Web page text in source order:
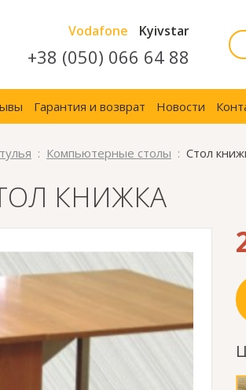
Vodafone Kyivstar
+38 (050) 066 64 88
Гарантия и возврат Новости
Компьютерные столы Стол
КНИЖКА